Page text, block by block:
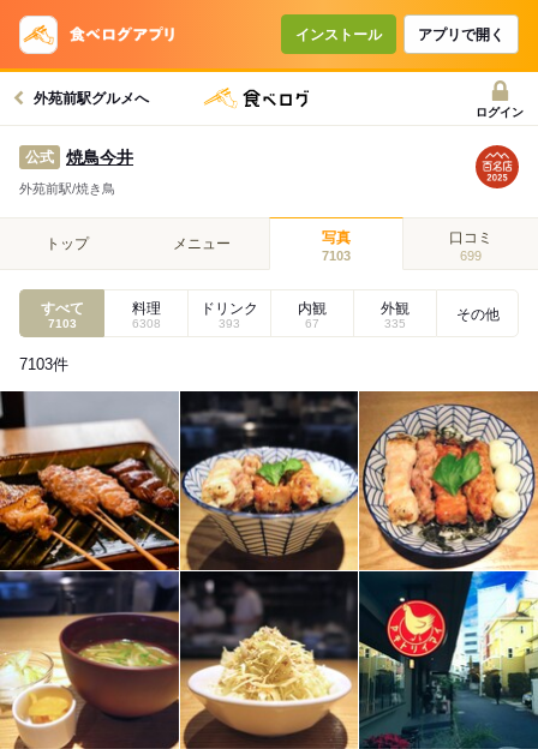
インストール アプリで開く
外苑前駅グルメへ
ログイン
公式 焼鳥今井
外苑前駅/焼き鳥
トップ メニュー 写真
7103
口コミ
699
すべて
7103
料理
6308
ドリンク
393
内観
67
外観
335
その他
7103件